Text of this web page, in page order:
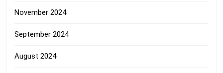
November 2024
September 2024
August 2024